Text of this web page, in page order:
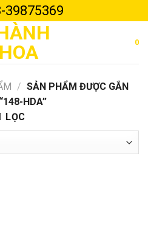
39875369
0
/ SẢN PHẨM ĐƯỢC GẮN
HDA”
LỌC